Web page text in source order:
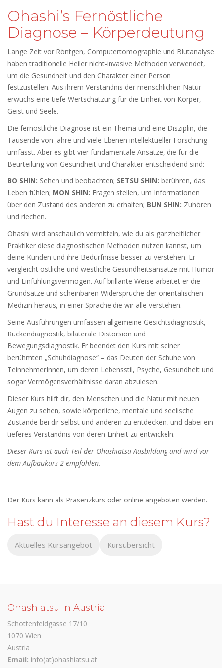
Ohashi’s Fernöstliche
Diagnose – Körperdeutung
Lange Zeit vor Röntgen, Computertomographie und Blutanalyse
haben traditionelle Heiler nicht-invasive Methoden verwendet,
um die Gesundheit und den Charakter einer Person
festzustellen. Aus ihrem Verständnis der menschlichen Natur
erwuchs eine tiefe Wertschätzung für die Einheit von Körper,
Geist und Seele.
Die fernöstliche Diagnose ist ein Thema und eine Disziplin, die
Tausende von Jahre und viele Ebenen intellektueller Forschung
umfasst. Aber es gibt vier fundamentale Ansätze, die für die
Beurteilung von Gesundheit und Charakter entscheidend sind:
BO SHIN: Sehen und beobachten; SETSU SHIN: berühren, das
Leben fühlen; MON SHIN: Fragen stellen, um Informationen
über den Zustand des anderen zu erhalten; BUN SHIN: Zuhören
und riechen.
Ohashi wird anschaulich vermitteln, wie du als ganzheitlicher
Praktiker diese diagnostischen Methoden nutzen kannst, um
deine Kunden und ihre Bedürfnisse besser zu verstehen. Er
vergleicht östliche und westliche Gesundheitsansätze mit Humor
und Einfühlungsvermögen. Auf brillante Weise arbeitet er die
Grundsätze und scheinbaren Widersprüche der orientalischen
Medizin heraus, in einer Sprache die wir alle verstehen.
Seine Ausführungen umfassen allgemeine Gesichtsdiagnostik,
Rückendiagnostik, bilaterale Distorsion und
Bewegungsdiagnostik. Er beendet den Kurs mit seiner
berühmten „Schuhdiagnose“ – das Deuten der Schuhe von
TeinnehmerInnen, um deren Lebensstil, Psyche, Gesundheit und
sogar Vermögensverhältnisse daran abzulesen.
Dieser Kurs hilft dir, den Menschen und die Natur mit neuen
Augen zu sehen, sowie körperliche, mentale und seelische
Zustände bei dir selbst und anderen zu entdecken, und dabei ein
tieferes Verständnis von deren Einheit zu entwickeln.
Dieser Kurs ist auch Teil der Ohashiatsu Ausbildung und wird vor
dem Aufbaukurs 2 empfohlen.
Der Kurs kann als Präsenzkurs oder online angeboten werden.
Hast du Interesse an diesem Kurs?
Aktuelles Kursangebot Kursübersicht
Ohashiatsu in Austria
Schottenfeldgasse 17/10
1070 Wien
Austria
Email: info(at)ohashiatsu.at